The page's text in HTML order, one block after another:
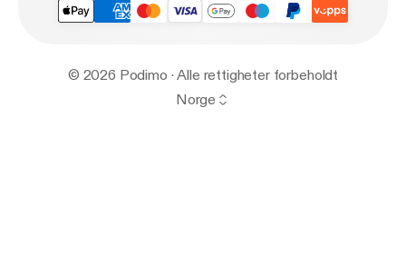
© 2026 Podimo · Alle rettigheter forbeholdt
Norge